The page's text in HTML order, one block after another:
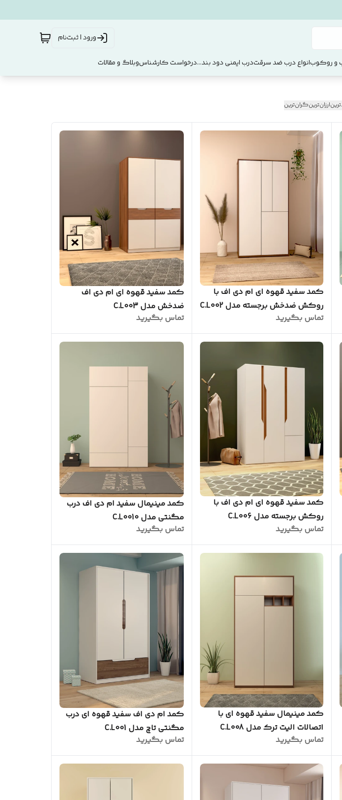
ورود | ثبت‌نام
و روکوبانواع درب ضد سرقتدرب ایمنی دود بند...درخواست کارشناسوبلاگ و مقالات
ارزان‌ترینگران‌ترین
کمد سفید قهوه ای ام دی اف با
روکش ضدخش برجسته مدل C.L002
تماس بگیرید
کمد سفید قهوه ای ام دی اف
ضدخش مدل C.L003
تماس بگیرید
کمد سفید قهوه ای ام دی اف با
روکش برجسته مدل C.L006
تماس بگیرید
کمد مینیمال سفید ام دی اف درب
مگنتی مدل C.L0010
تماس بگیرید
کمد مینیمال سفید قهوه ای با
اتصالات الیت ترک مدل C.L008
تماس بگیرید
کمد ام دی اف سفید قهوه ای درب
مگنتی تاچ مدل C.L001
تماس بگیرید